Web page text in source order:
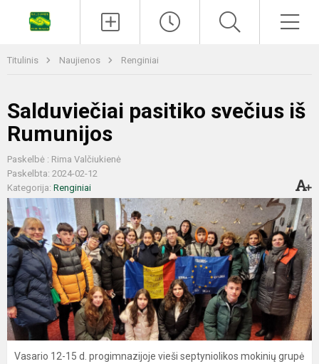
Titulinis Naujienos Renginiai
Salduviečiai pasitiko svečius iš
Rumunijos
Paskelbė : Rima Valčiukienė
Paskelbta: 2024-02-12
Kategorija: Renginiai
Vasario 12-15 d. progimnazijoje vieši septyniolikos mokinių grupė